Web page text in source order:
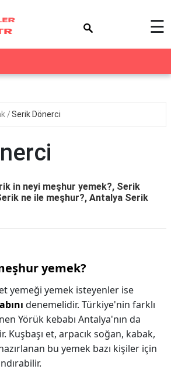
☰
Serik Dönerci
in neyi meşhur yemek?, Serik
ne ile meşhur?, Antalya Serik
yemek?
yemeği yemek isteyenler ise
denemelidir. Türkiye'nin farklı
Yörük kebabı Antalya'nın da
Kuşbaşı et, arpacık soğan, kabak,
bu yemek bazı kişiler için